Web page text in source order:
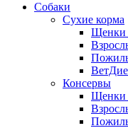
Собаки
Сухие корма
Щенки
Консервы
Щенки